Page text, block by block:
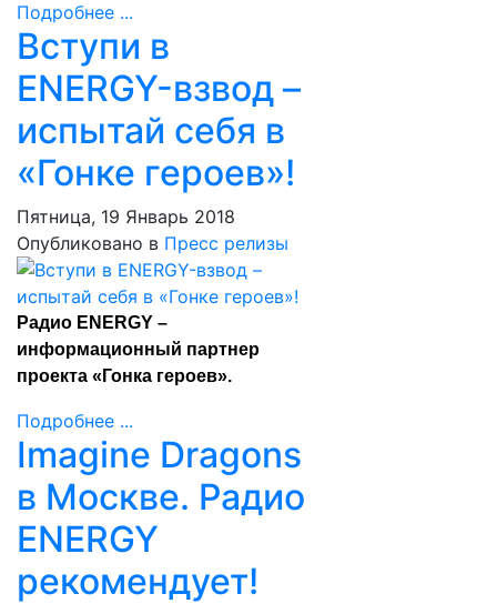
Подробнее ...
Вступи в
ENERGY-взвод –
испытай себя в
«Гонке героев»!
Пятница, 19 Январь 2018
Опубликовано в Пресс релизы
Радио ENERGY –
информационный партнер
проекта «Гонка героев».
Подробнее ...
Imagine Dragons
в Москве. Радио
ENERGY
рекомендует!